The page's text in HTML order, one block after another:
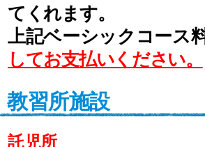
てくれます。
上記ベーシックコース
してお支払いください。
教習所施設
託児所